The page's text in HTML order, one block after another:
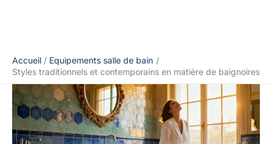
Accueil
Equipements salle de bain
Styles traditionnels et contemporains en matière de baignoires